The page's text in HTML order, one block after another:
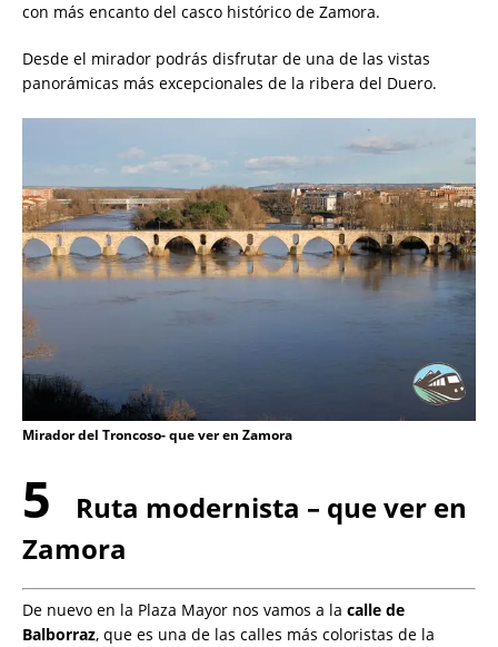
con más encanto del casco histórico de Zamora.
Desde el mirador podrás disfrutar de una de las vistas
panorámicas más excepcionales de la ribera del Duero.
Mirador del Troncoso- que ver en Zamora
5
Ruta modernista – que ver en
Zamora
De nuevo en la Plaza Mayor nos vamos a la calle de
Balborraz, que es una de las calles más coloristas de la